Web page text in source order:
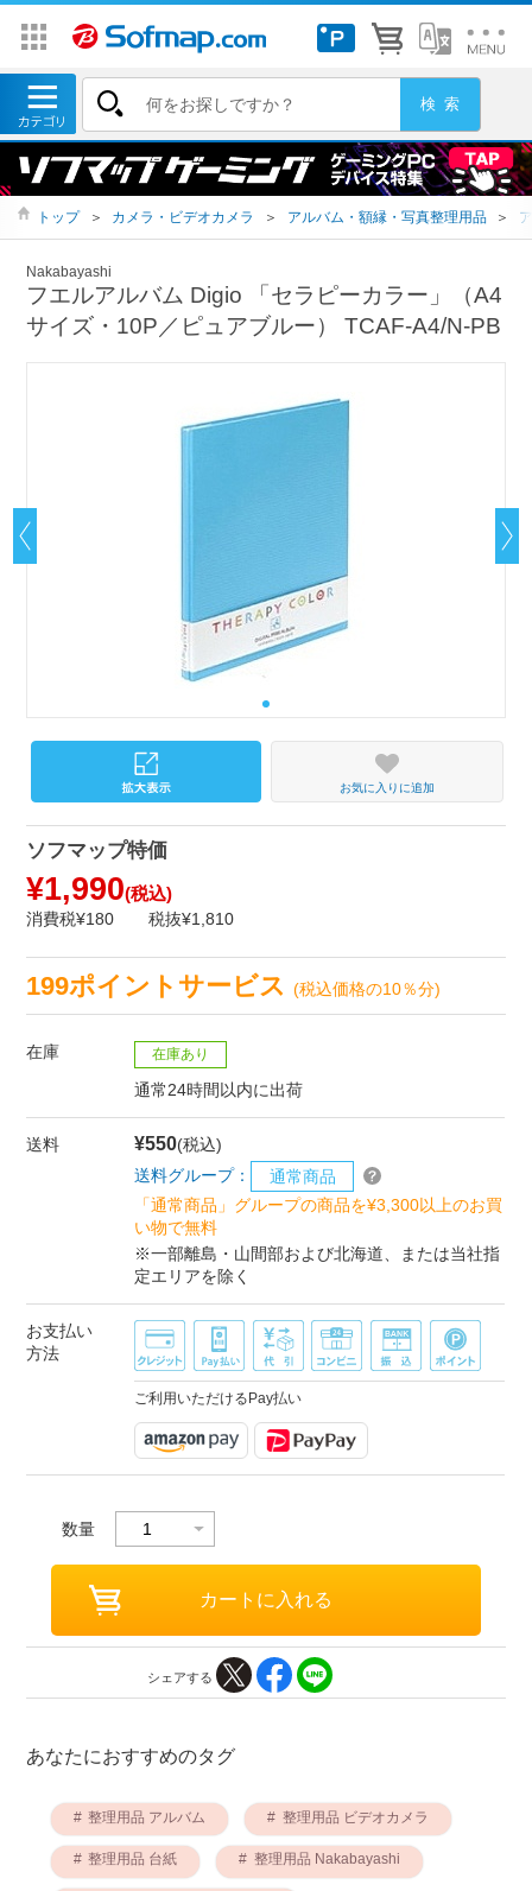
トップ ＞ カメラ・ビデオカメラ ＞ アルバム・額縁・写真整理用品 ＞
Nakabayashi
フエルアルバム Digio 「セラピーカラー」（A4
サイズ・10P／ピュアブルー） TCAF-A4/N-PB
お気に入りに追加
ソフマップ特価
¥1,990(税込)
消費税¥180 税抜¥1,810
199ポイントサービス(税込価格の10％分)
在庫 在庫あり
通常24時間以内に出荷
送料 ¥550(税込)
送料グループ：
通常商品
「通常商品」グループの商品を¥3,300以上のお買
い物で無料
※一部離島・山間部および北海道、または当社指
定エリアを除く
お支払い
方法
ご利用いただけるPay払い
数量
シェアする
あなたにおすすめのタグ
整理用品 アルバム 整理用品 ビデオカメラ
整理用品 台紙 整理用品 Nakabayashi